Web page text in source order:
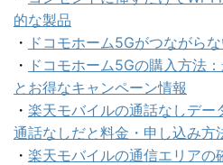
的な製品
・ ドコモホーム5Gがつながら
・ ドコモホーム5Gの購入方法
とお得なキャンペーン情報
・ 楽天モバイルの通話なしデー
通話なしだと料金・申し込み方
・ 楽天モバイルの通信エリアの